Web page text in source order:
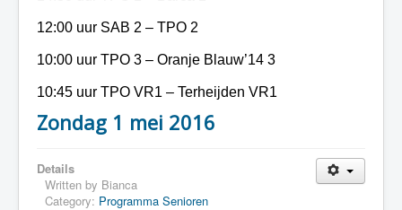
12:00 uur SAB 2 – TPO 2
10:00 uur TPO 3 – Oranje Blauw’14 3
10:45 uur TPO VR1 – Terheijden VR1
Zondag 1 mei 2016
Details
Written by Bianca
Category: Programma Senioren